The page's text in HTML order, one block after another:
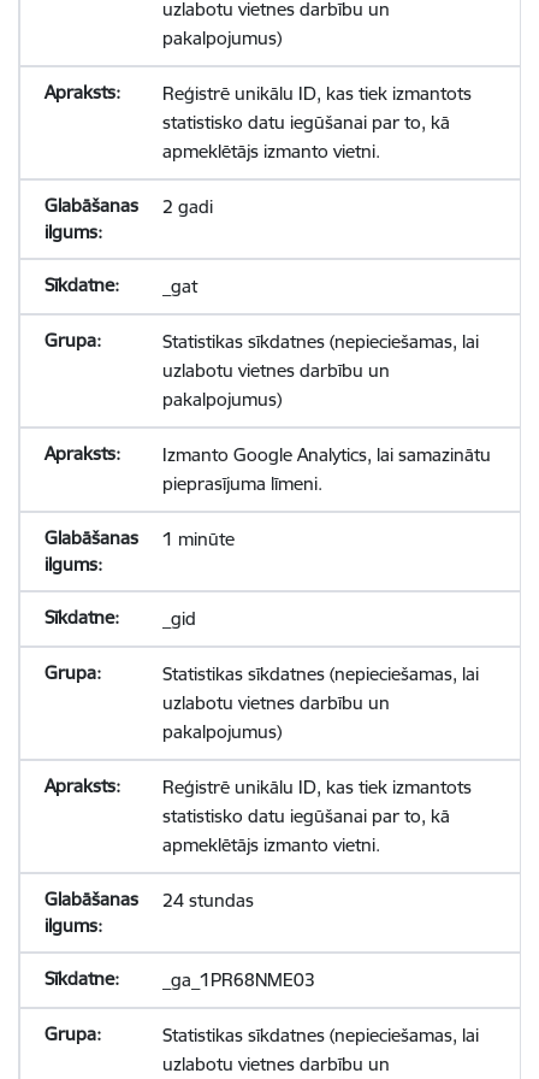
uzlabotu vietnes darbību un
pakalpojumus)
Reģistrē unikālu ID, kas tiek izmantots
statistisko datu iegūšanai par to, kā
apmeklētājs izmanto vietni.
2 gadi
_gat
Statistikas sīkdatnes (nepieciešamas, lai
uzlabotu vietnes darbību un
pakalpojumus)
Izmanto Google Analytics, lai samazinātu
pieprasījuma līmeni.
1 minūte
_gid
Statistikas sīkdatnes (nepieciešamas, lai
uzlabotu vietnes darbību un
pakalpojumus)
Reģistrē unikālu ID, kas tiek izmantots
statistisko datu iegūšanai par to, kā
apmeklētājs izmanto vietni.
24 stundas
_ga_1PR68NME03
Statistikas sīkdatnes (nepieciešamas, lai
uzlabotu vietnes darbību un